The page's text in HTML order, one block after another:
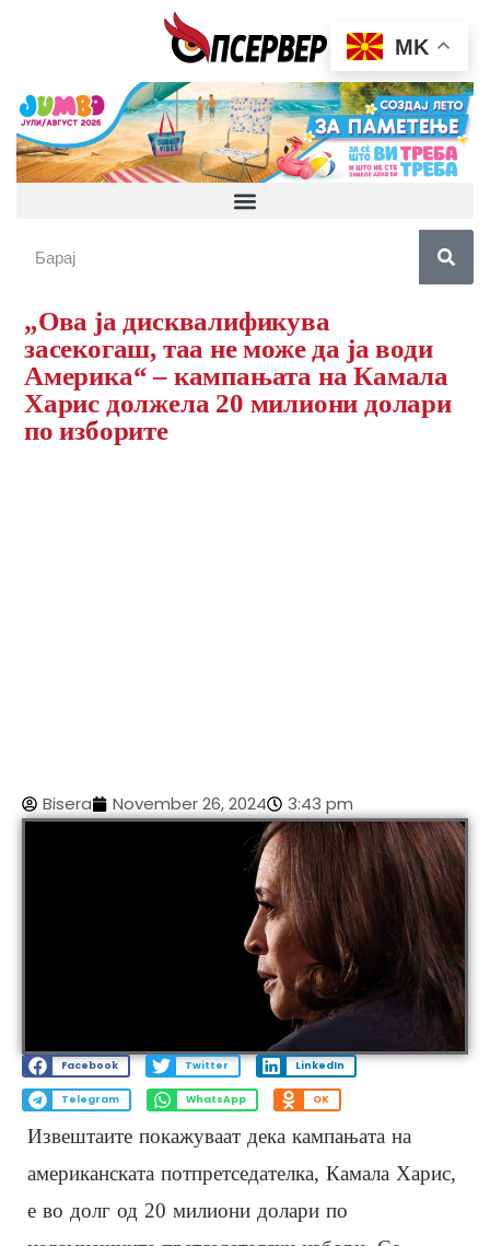
„Ова ја дисквалификува
засекогаш, таа не може да ја води
Америка“ – кампањата на Камала
Харис должела 20 милиони долари
по изборите
Bisera November 26, 2024 3:43 pm
Facebook Twitter LinkedIn
Telegram WhatsApp OK
Извештаите покажуваат дека кампањата на
американската потпретседателка, Камала Харис,
е во долг од 20 милиони долари по
MK